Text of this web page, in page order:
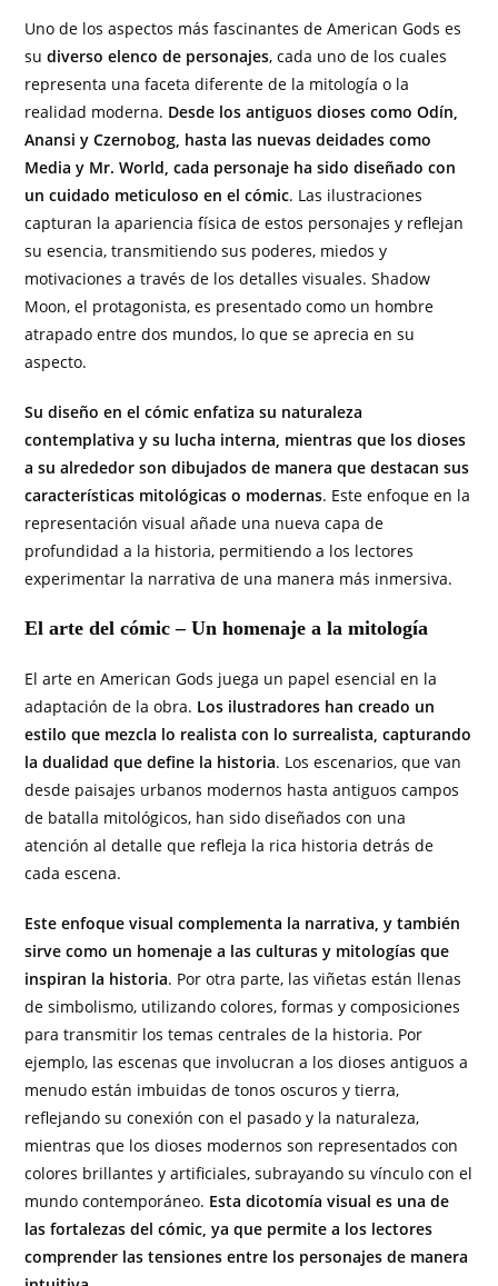
Uno de los aspectos más fascinantes de American Gods es
sudiverso elenco de personajes, cada uno de los cuales
representa una faceta diferente de la mitología o la
realidad moderna. Desde los antiguos dioses como Odín,
Anansi y Czernobog, hasta las nuevas deidades como
Media y Mr. World, cada personaje ha sido diseñado con
un cuidado meticuloso en el cómic. Las ilustraciones
capturan la apariencia física de estos personajes y reflejan
su esencia, transmitiendo sus poderes, miedos y
motivaciones a través de los detalles visuales. Shadow
Moon, el protagonista, es presentado como un hombre
atrapado entre dos mundos, lo que se aprecia en su
aspecto.
Su diseño en el cómic enfatiza su naturaleza
contemplativa y su lucha interna, mientras que los dioses
a su alrededor son dibujados de manera que destacan sus
características mitológicas o modernas. Este enfoque en la
representación visual añade una nueva capa de
profundidad a la historia, permitiendo a los lectores
experimentar la narrativa de una manera más inmersiva.
El arte del cómic – Un homenaje a la mitología
El arte en American Gods juega un papel esencial en la
adaptación de la obra. Los ilustradores han creado un
estilo que mezcla lo realista con lo surrealista, capturando
la dualidad que define la historia. Los escenarios, que van
desde paisajes urbanos modernos hasta antiguos campos
de batalla mitológicos, han sido diseñados con una
atención al detalle que refleja la rica historia detrás de
cada escena.
Este enfoque visual complementa la narrativa, y también
sirve como un homenaje a las culturas y mitologías que
inspiran la historia. Por otra parte, las viñetas están llenas
de simbolismo, utilizando colores, formas y composiciones
para transmitir los temas centrales de la historia. Por
ejemplo, las escenas que involucran a los dioses antiguos a
menudo están imbuidas de tonos oscuros y tierra,
reflejando su conexión con el pasado y la naturaleza,
mientras que los dioses modernos son representados con
colores brillantes y artificiales, subrayando su vínculo con el
mundo contemporáneo. Esta dicotomía visual es una de
las fortalezas del cómic, ya que permite a los lectores
comprender las tensiones entre los personajes de manera